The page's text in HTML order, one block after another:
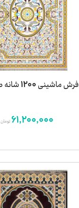
فرش ماشینی 1200 شانه طرح نیان
61,200,000تومان